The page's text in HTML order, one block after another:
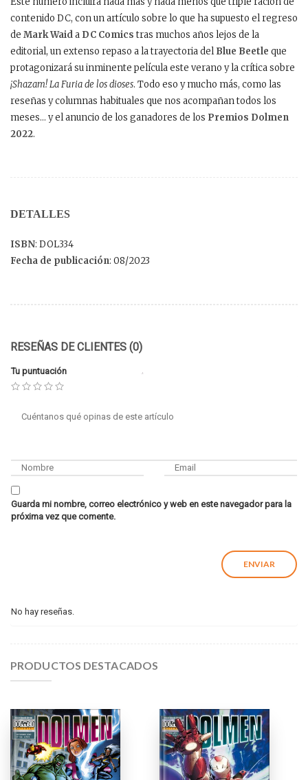
contenido DC, con un artículo sobre lo que ha supuesto el regreso
de Mark Waida DC Comics tras muchos años lejos de la
editorial, un extenso repaso a la trayectoria delBlue Beetle que
protagonizará su inminente película este verano y la crítica sobre
¡Shazam! La Furia de los dioses. Todo eso y mucho más, como las
reseñas y columnas habituales que nos acompañan todos los
meses… y el anuncio de los ganadores de los Premios Dolmen
2022.
DETALLES
ISBN: DOL334
Fecha de publicación: 08/2023
RESEÑAS DE CLIENTES (0)
Tu puntuación
Guarda mi nombre, correo electrónico y web en este navegador para la
próxima vez que comente.
No hay reseñas.
PRODUCTOS DESTACADOS